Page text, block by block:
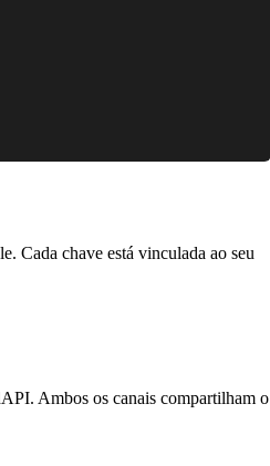
Cada chave está vinculada ao seu
Ambos os canais compartilham o